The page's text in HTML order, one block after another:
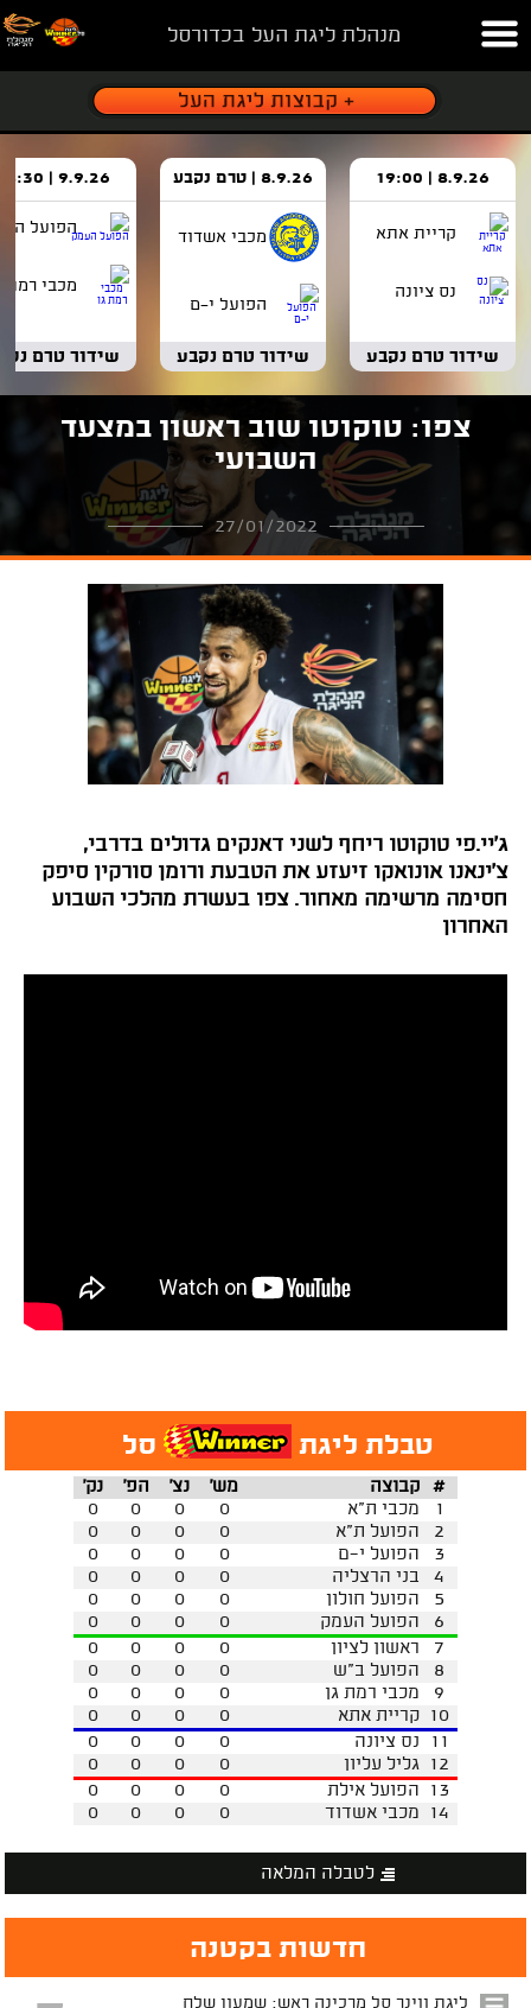
מנהלת ליגת העל בכדורסל
8.9.26 | 19:00
קריית אתא
נס ציונה
שידור טרם נקבע
8.9.26 | טרם נקבע
מכבי אשדוד
הפועל י-ם
שידור טרם נקבע
9.9.26 | 18:30
הפועל
מכבי רמת
שידור טרם
צפו: טוקוטו שוב ראשון במצעד
השבועי
27/01/2022
ג'יי.פי טוקוטו ריחף לשני דאנקים גדולים בדרבי,
צ'ינאנו אונואקו זיעזע את הטבעת ורומן סורקין סיפק
חסימה מרשימה מאחור. צפו בעשרת מהלכי השבוע
האחרון
טבלת ליגת סל
נק' הפ' נצ' מש' קבוצה
#
0
0 0 0 מכבי ת"א
1
0
0 0 0 הפועל ת"א
2
0
0 0 0 הפועל י-ם
3
0
0 0 0 בני הרצליה
4
0
0 0 0 הפועל חולון
5
0
0 0 0 הפועל העמק
6
0
0 0 0 ראשון לציון
7
0
0 0 0 הפועל ב"ש
8
0
0 0 0 מכבי רמת גן
9
0
0 0 0 קריית אתא 10
0
0 0 0 נס ציונה
11
0
0 0 0 גליל עליון 12
0
0 0 0 הפועל אילת
13
0
0 0 0 מכבי אשדוד 14
לטבלה המלאה
חדשות בקטנה
ליגת ווינר סל מרכינה ראש: שמעון שלח